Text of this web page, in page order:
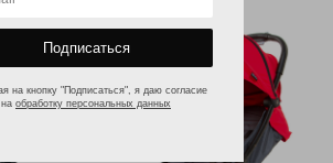
Подписаться
на кнопку "Подписаться", я даю согласие
на обработку персональных данных